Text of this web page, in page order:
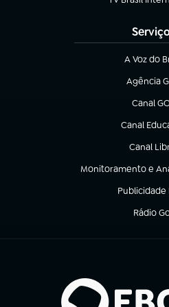
(abre em
A Voz do
(abre em
Agência
(abre em
Canal
(abre em
Canal
(abre em
Canal
(abre em
Monitoramento e
(abre em nova aba)
Publicidade
(abre em
Rádio
(abre